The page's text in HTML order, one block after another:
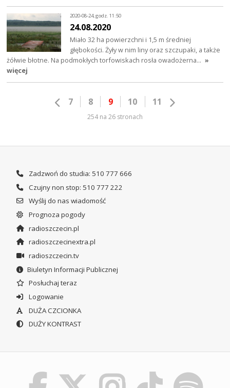
2020-08-24, godz. 11:50
24.08.2020
Miało 32 ha powierzchni i 1,5 m średniej
głębokości. Żyły w nim liny oraz szczupaki, a także
żółwie błotne. Na podmokłych torfowiskach rosła owadożerna… »
więcej
7 8 9 10 11
254 na 26 stronach
Zadzwoń do studia: 510 777 666
Czujny non stop: 510 777 222
Wyślij do nas wiadomość
Prognoza pogody
radioszczecin.pl
radioszczecinextra.pl
radioszczecin.tv
Biuletyn Informacji Publicznej
Posłuchaj teraz
Logowanie
DUŻA CZCIONKA
DUŻY KONTRAST